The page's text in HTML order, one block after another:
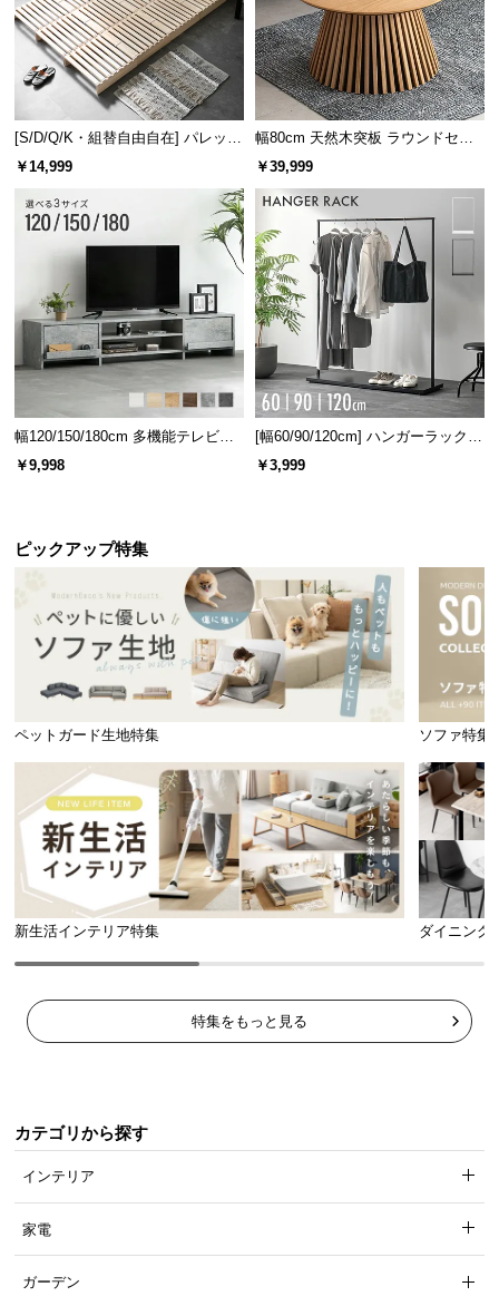
コンパクトながら使いやすいテーブル
テーブルはコンパクトで使いやすいサイズ感。2人暮
らしや、お子様が小さいご家庭にもオススメです。
直径 高さ
約100㎝ 約70.5㎝
脚を組んでもゆったり
天板の下は脚を組んでもゆったり座れる広さなの
で、十分にくつろぐことができます。
[S/D/Q/K・組替自由自在] パレット
ベッド 8/12/16枚セット
￥14,999
幅80cm 天然木突板 ラウンドセン
ターテーブル 美しい格子デザイン
￥39,999
幅120/150/180cm 多機能テレビボ
ード 木目/石目調 オープン収納・
引き出し収納付き
￥9,998
[幅60/90/120cm] ハンガーラック
スチール 4段階高さ調節 サイドフ
ック オープンラック シンプル
￥3,999
ピックアップ特集
ペットガード生地特集 ソファ特集
新生活インテリア特集 ダイニング
特集をもっと見る
カテゴリから探す
インテリア
家電
ガーデン